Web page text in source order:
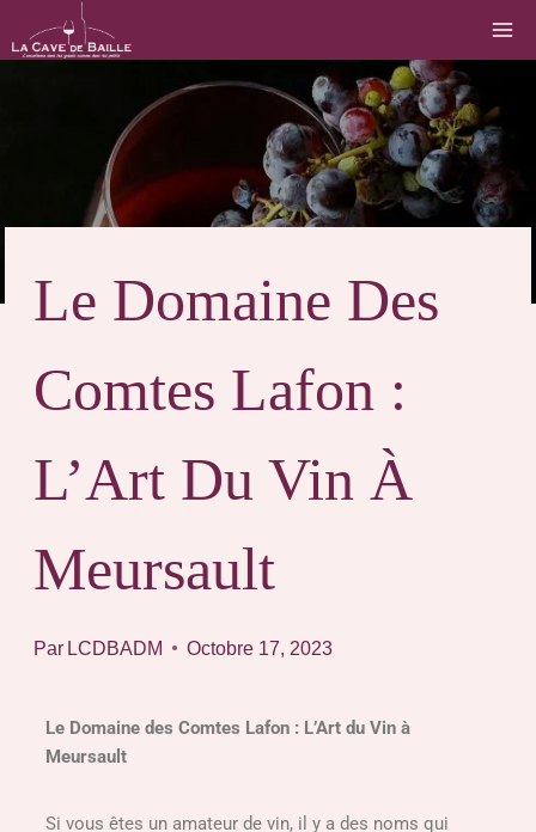
Le Domaine Des
Comtes Lafon :
L’Art Du Vin À
Meursault
Par LCDBADM Octobre 17, 2023
Le Domaine des Comtes Lafon : L’Art du Vin à
Meursault
Si vous êtes un amateur de vin, il y a des noms qui